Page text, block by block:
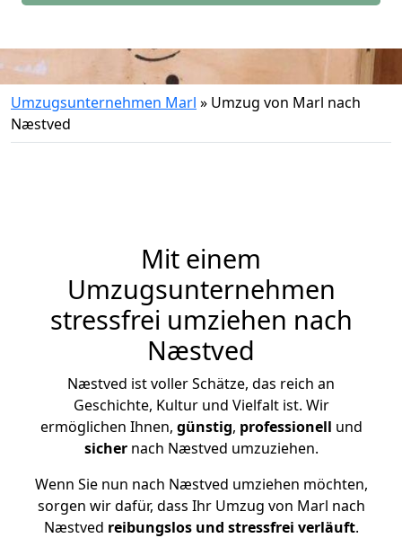
Umzugsunternehmen Marl » Umzug von Marl nach
Næstved
Mit einem
Umzugsunternehmen
stressfrei umziehen nach
Næstved
Næstved ist voller Schätze, das reich an
Geschichte, Kultur und Vielfalt ist. Wir
ermöglichen Ihnen, günstig, professionell und
sichernach Næstved umzuziehen.
Wenn Sie nun nach Næstved umziehen möchten,
sorgen wir dafür, dass Ihr Umzug von Marl nach
Næstved reibungslos und stressfrei verläuft.